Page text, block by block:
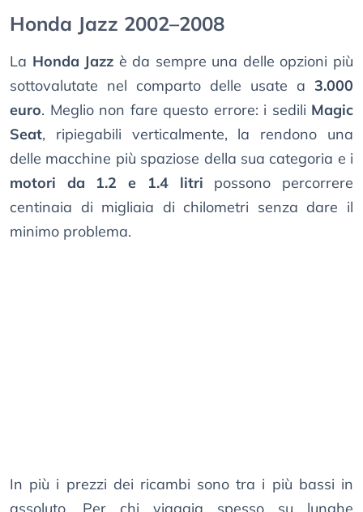
Honda Jazz 2002–2008
La Honda Jazz è da sempre una delle opzioni più
sottovalutate nel comparto delle usate a 3.000
euro. Meglio non fare questo errore: i sedili Magic
Seat, ripiegabili verticalmente, la rendono una
delle macchine più spaziose della sua categoria e i
motori da 1.2 e 1.4 litri possono percorrere
centinaia di migliaia di chilometri senza dare il
minimo problema.
In più i prezzi dei ricambi sono tra i più bassi in